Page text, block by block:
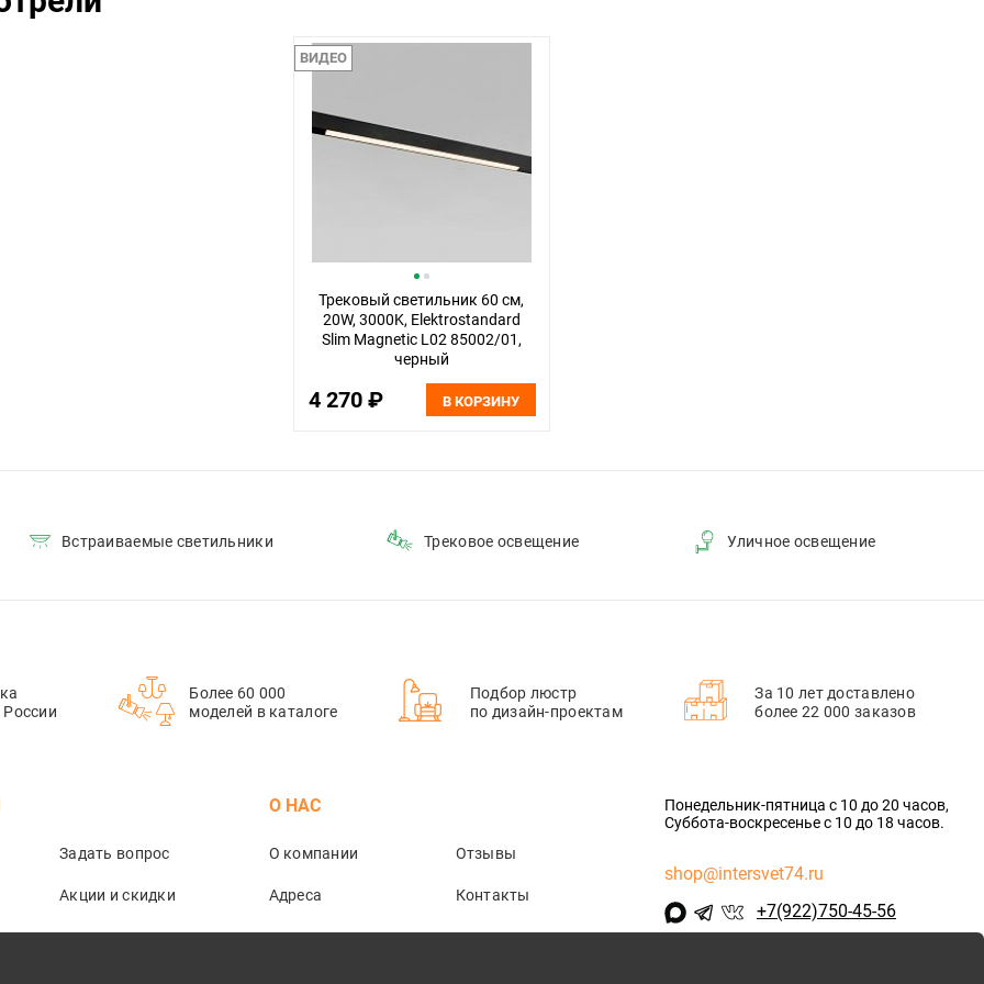
ВИДЕО
Трековый светильник 60 см,
20W, 3000K, Elektrostandard
Slim Magnetic L02 85002/01,
черный
4 270 ₽ В КОРЗИНУ
Встраиваемые светильники Трековое освещение Уличное освещение
России
Более 60 000
моделей в каталоге
Подбор люстр
по дизайн-проектам
За 10 лет доставлено
более 22 000 заказов
Задать вопрос
Акции и скидки
О НАС
О компании Отзывы
Адреса Контакты
Понедельник-пятница с 10 до 20 часов,
Суббота-воскресенье с 10 до 18 часов.
shop@intersvet74.ru
+7(922)750-45-56